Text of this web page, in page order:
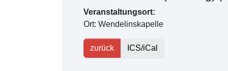
Veranstaltungsort:
Ort: Wendelinskapelle
zurück ICS/iCal